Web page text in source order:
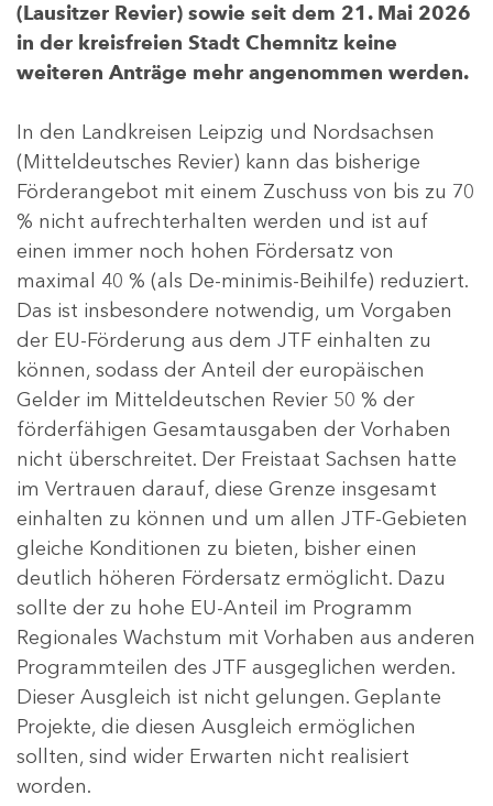
(Lausitzer Revier) sowie seit dem 21. Mai 2026
in der kreisfreien Stadt Chemnitz keine
weiteren Anträge mehr angenommen werden.
In den Landkreisen Leipzig und Nordsachsen
(Mitteldeutsches Revier) kann das bisherige
Förderangebot mit einem Zuschuss von bis zu 70
% nicht aufrechterhalten werden und ist auf
einen immer noch hohen Fördersatz von
maximal 40 % (als De-minimis-Beihilfe) reduziert.
Das ist insbesondere notwendig, um Vorgaben
der EU-Förderung aus dem JTF einhalten zu
können, sodass der Anteil der europäischen
Gelder im Mitteldeutschen Revier 50 % der
förderfähigen Gesamtausgaben der Vorhaben
nicht überschreitet. Der Freistaat Sachsen hatte
im Vertrauen darauf, diese Grenze insgesamt
einhalten zu können und um allen JTF-Gebieten
gleiche Konditionen zu bieten, bisher einen
deutlich höheren Fördersatz ermöglicht. Dazu
sollte der zu hohe EU-Anteil im Programm
Regionales Wachstum mit Vorhaben aus anderen
Programmteilen des JTF ausgeglichen werden.
Dieser Ausgleich ist nicht gelungen. Geplante
Projekte, die diesen Ausgleich ermöglichen
sollten, sind wider Erwarten nicht realisiert
worden.